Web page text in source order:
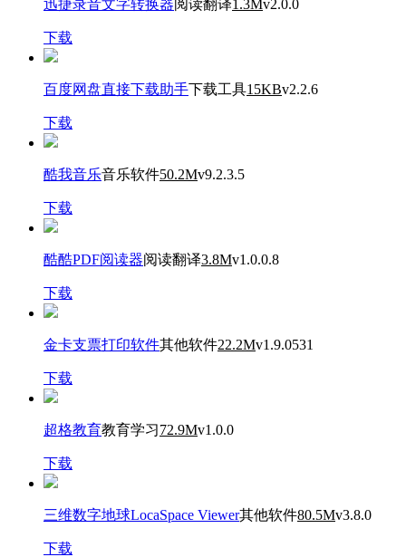
迅捷录音文字转换器 阅读翻译1.3Mv2.0.0
下载
百度网盘直接下载助手下载工具15KBv2.2.6
下载
酷我音乐音乐软件50.2Mv9.2.3.5
下载
酷酷PDF阅读器阅读翻译3.8Mv1.0.0.8
下载
金卡支票打印软件其他软件22.2Mv1.9.0531
下载
超格教育教育学习72.9Mv1.0.0
下载
三维数字地球LocaSpace Viewer其他软件80.5Mv3.8.0
下载